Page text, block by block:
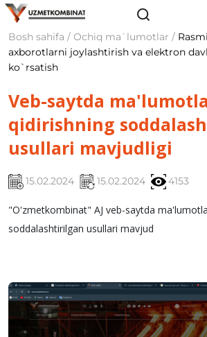
Bosh sahifa / Ochiq ma`lumotlar /
axborotlarni joylashtirish va elektron
ko`rsatish
Veb-saytda
qidirishning
usullari mavjudligi
15.02.2024 15.02.2024 4153
"O'zmetkombinat" AJ veb-saytda
soddalashtirilgan usullari mavjud